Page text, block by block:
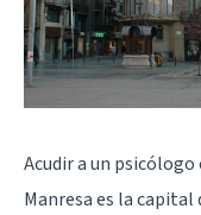
Acudir a un psicólogo
Manresa es la capital